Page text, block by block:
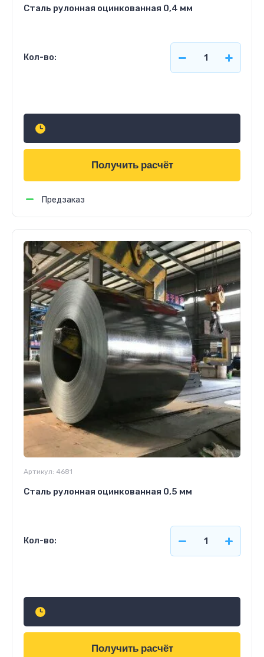
Сталь рулонная оцинкованная 0,4 мм
Кол-во:
Получить расчёт
Предзаказ
Артикул: 4681
Сталь рулонная оцинкованная 0,5 мм
Кол-во:
Получить расчёт